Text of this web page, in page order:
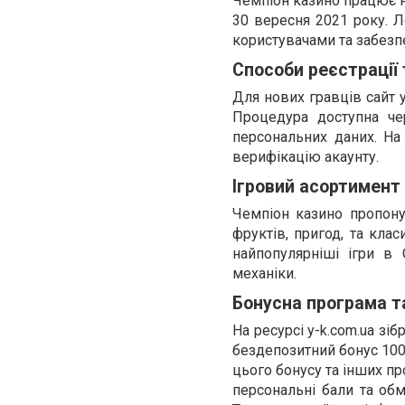
30 вересня 2021 року.
користувачами та
Способи реєстрації
Для нових гравців сайт
Процедура доступна
персональних даних.
верифікацію акаунту.
Ігровий
Чемпіон казино
фруктів, пригод, та
найпопулярніші ігри в
механіки.
Бонусна програма
На ресурсі y-k.com.ua
бездепозитний бонус
цього бонусу та інших
персональні бали та